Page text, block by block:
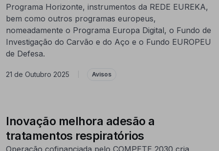
Programa Horizonte, instrumentos da REDE EUREKA,
bem como outros programas europeus,
nomeadamente o Programa Europa Digital, o Fundo de
Investigação do Carvão e do Aço e o Fundo EUROPEU
de Defesa.
21 de Outubro 2025 Avisos
Inovação melhora adesão a
tratamentos respiratórios
Operação cofinanciada pelo COMPETE 2030 cria